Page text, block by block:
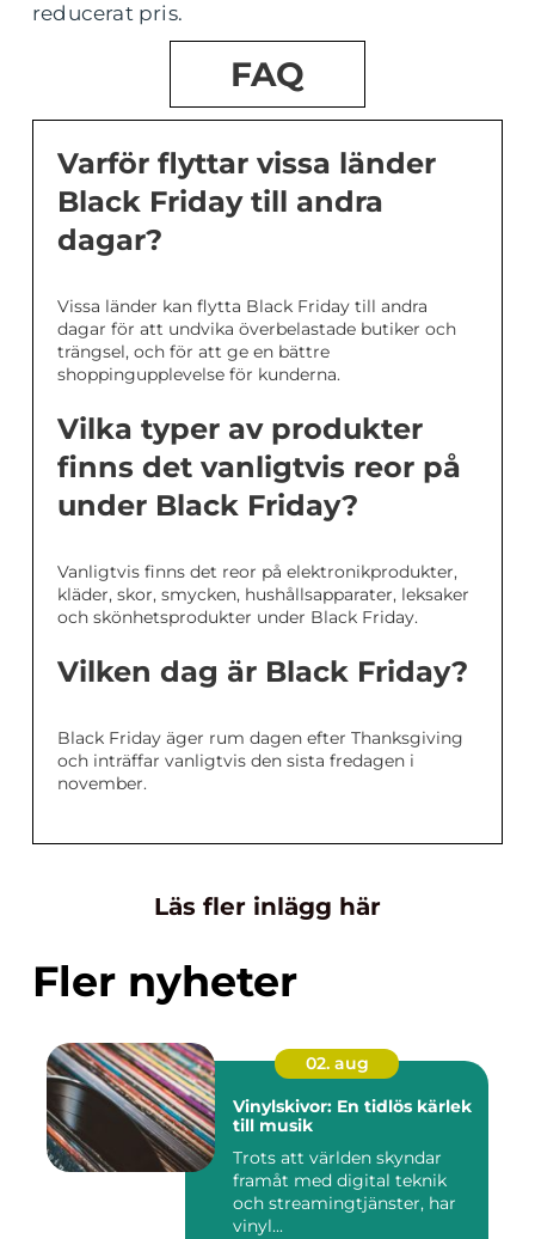
reducerat pris.
FAQ
Varför flyttar vissa länder
Black Friday till andra
dagar?
Vissa länder kan flytta Black Friday till andra
dagar för att undvika överbelastade butiker och
trängsel, och för att ge en bättre
shoppingupplevelse för kunderna.
Vilka typer av produkter
finns det vanligtvis reor på
under Black Friday?
Vanligtvis finns det reor på elektronikprodukter,
kläder, skor, smycken, hushållsapparater, leksaker
och skönhetsprodukter under Black Friday.
Vilken dag är Black Friday?
Black Friday äger rum dagen efter Thanksgiving
och inträffar vanligtvis den sista fredagen i
november.
Läs fler inlägg här
Fler nyheter
02. aug
Vinylskivor: En tidlös kärlek
till musik
Trots att världen skyndar
framåt med digital teknik
och streamingtjänster, har
vinyl...